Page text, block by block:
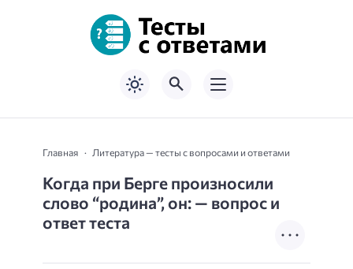
Главная Литература — тесты с вопросами и ответами
Когда при Берге произносили
слово “родина”, он: — вопрос и
ответ теста